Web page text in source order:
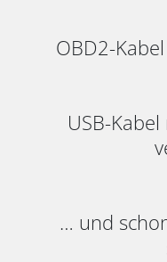
OBD2-
USB-
… und